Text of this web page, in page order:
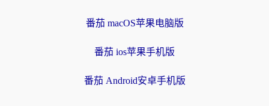
番茄 macOS苹果电脑版
番茄 ios苹果手机版
番茄 Android安卓手机版